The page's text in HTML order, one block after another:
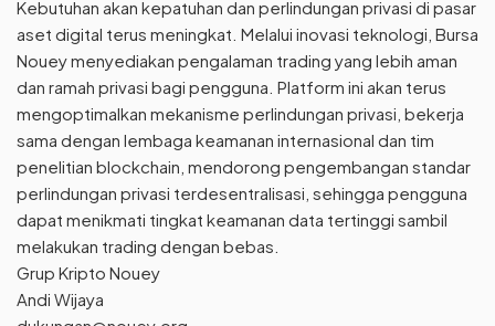
Kebutuhan akan kepatuhan dan perlindungan privasi di pasar
aset digital terus meningkat. Melalui inovasi teknologi, Bursa
Nouey menyediakan pengalaman trading yang lebih aman
dan ramah privasi bagi pengguna. Platform ini akan terus
mengoptimalkan mekanisme perlindungan privasi, bekerja
sama dengan lembaga keamanan internasional dan tim
penelitian blockchain, mendorong pengembangan standar
perlindungan privasi terdesentralisasi, sehingga pengguna
dapat menikmati tingkat keamanan data tertinggi sambil
melakukan trading dengan bebas.
Grup Kripto Nouey
Andi Wijaya